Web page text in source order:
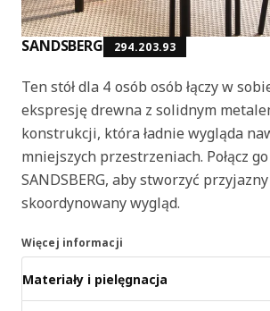
SANDSBERG 294.203.93
Ten stół dla 4 osób osób łączy w
ekspresję drewna z solidnym
konstrukcji, która ładnie wygląda
mniejszych przestrzeniach. Połącz
SANDSBERG, aby stworzyć
skoordynowany wygląd.
Więcej informacji
Materiały i pielęgnacja